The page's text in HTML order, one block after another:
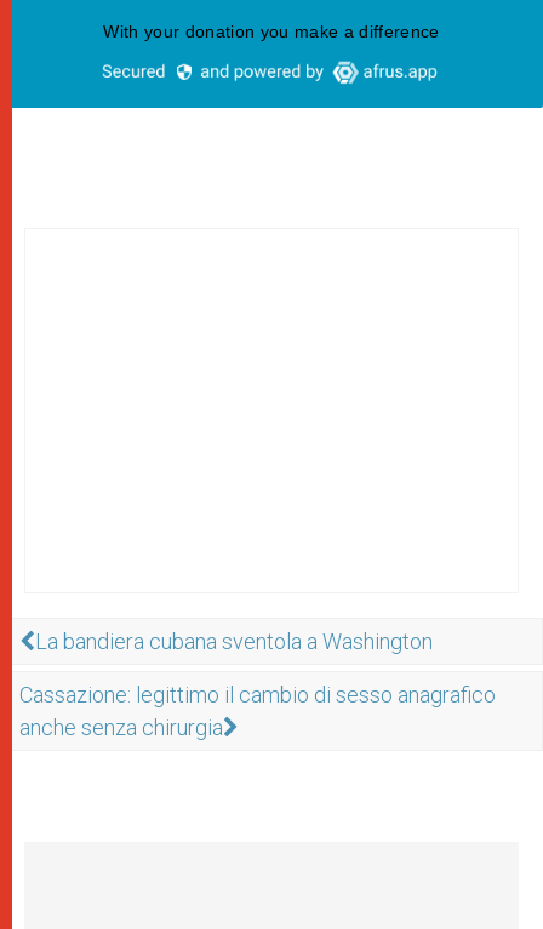
La bandiera cubana sventola a Washington
Cassazione: legittimo il cambio di sesso anagrafico
anche senza chirurgia